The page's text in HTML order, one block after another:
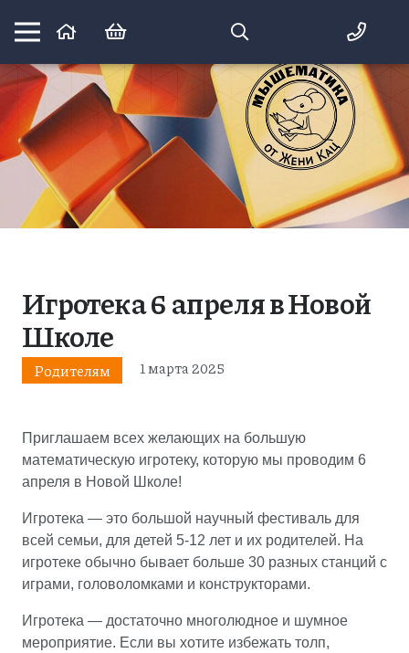
Математика вприпрыжку:
идеи и игры для детей и их родителей
Игротека 6 апреля в Новой
Школе
Родителям 1 марта 2025
Приглашаем всех желающих на большую
математическую игротеку, которую мы проводим 6
апреля в Новой Школе!
Игротека — это большой научный фестиваль для
всей семьи, для детей 5-12 лет и их родителей. На
игротеке обычно бывает больше 30 разных станций с
играми, головоломками и конструкторами.
Игротека — достаточно многолюдное и шумное
мероприятие. Если вы хотите избежать толп,